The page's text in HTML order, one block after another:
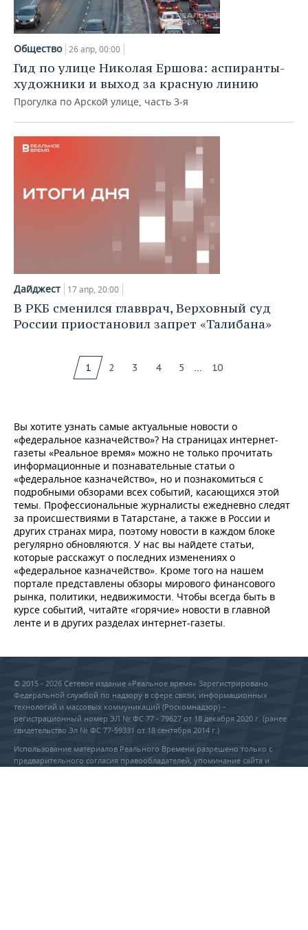
Общество 26 апр, 00:00
Гид по улице Николая Ершова: аспиранты-
художники и выход за красную линию
Прогулка по Арской улице, часть 3-я
Дайджест 17 апр, 20:00
В РКБ сменился главврач, Верховный суд
России приостановил запрет «Талибана»
1 2 3 4 5 ... 10
Вы хотите узнать самые актуальные новости о
«федеральное казначейство»? На страницах интернет-
газеты «Реальное время» можно не только прочитать
информационные и познавательные статьи о
«федеральное казначейство», но и познакомиться с
подробными обзорами всех событий, касающихся этой
темы. Профессиональные журналисты ежедневно следят
за происшествиями в Татарстане, а также в России и
других странах мира, поэтому новости в каждом блоке
регулярно обновляются. У нас вы найдете статьи,
которые расскажут о последних изменениях о
«федеральное казначейство». Кроме того на нашем
портале представлены обзоры мирового финансового
рынка, политики, недвижимости. Чтобы всегда быть в
курсе событий, читайте «горячие» новости в главной
ленте и в других разделах интернет-газеты.
© 2015 - 2026 Сетевое издание «Реальное время» Зарегистрировано
Федеральной службой по надзору в сфере связи, информационных
технологий и массовых коммуникаций (Роскомнадзор) –
регистрационный номер ЭЛ № ФС 77 - 79627 от 18 декабря 2020 г. (ранее
свидетельство Эл № ФС 77-59331 от 18 сентября 2014 г.)
Использование материалов Реального Времени разрешено только с
предварительного согласия правообладателей, упоминание сайта и